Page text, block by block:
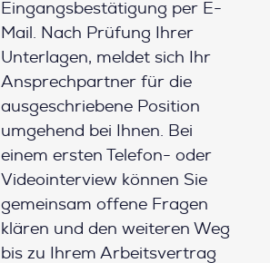
Eingangsbestätigung per E-
Mail. Nach Prüfung Ihrer
Unterlagen, meldet sich Ihr
Ansprechpartner für die
ausgeschriebene Position
umgehend bei Ihnen. Bei
einem ersten Telefon- oder
Videointerview können Sie
gemeinsam offene Fragen
klären und den weiteren Weg
bis zu Ihrem Arbeitsvertrag